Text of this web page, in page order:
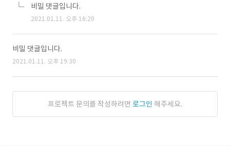
비밀 댓글입니다.
2021.01.11. 오후 16:20
비밀 댓글입니다.
2021.01.11. 오후 19:30
프로젝트 문의를 작성하려면 로그인 해주세요.